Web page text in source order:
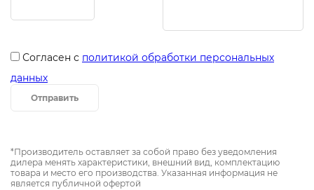
Согласен с политикой обработки персональных
данных
Отправить
*Производитель оставляет за собой право без уведомления
дилера менять характеристики, внешний вид, комплектацию
товара и место его производства. Указанная информация не
является публичной офертой